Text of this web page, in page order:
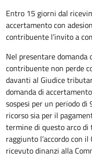
Entro 15 giorni dal
accertamento con
contribuente l’invito a
Nel presentare domanda
contribuente non perde
davanti al Giudice
domanda di
sospesi per un periodo
ricorso sia per il
termine di questo arco
raggiunto l’accordo con
ricevuto dinanzi alla